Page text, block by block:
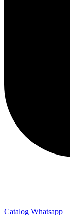
Catalog Whatsapp